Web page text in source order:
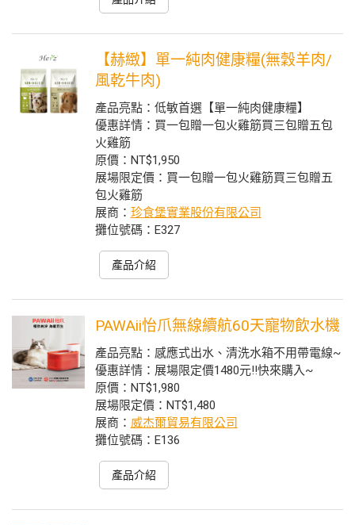
【赫緻】單一純肉健康糧(無穀羊肉/
風乾牛肉)
產品亮點：低敏首選【單一純肉健康糧】
優惠詳情：買一包贈一包火雞筋買三包贈五包
火雞筋
原價：NT$1,950
展場限定價：買一包贈一包火雞筋買三包贈五
包火雞筋
展商： 珍食堡實業股份有限公司
攤位號碼：E327
產品介紹
PAWAii怡爪無線續航60天寵物飲水機
產品亮點：感應式出水、清洗水箱不用帶電線~
優惠詳情：展場限定價1480元!!快來購入~
原價：NT$1,980
展場限定價：NT$1,480
展商： 威杰爾貿易有限公司
攤位號碼：E136
產品介紹